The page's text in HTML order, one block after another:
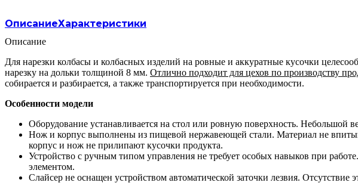
ОписаниеХарактеристики
Описание
Для нарезки колбасы и колбасных изделий на ровные и аккуратные кусочки
нарезку на дольки толщиной 8 мм. Отлично подходит для цехов по производству
собирается и разбирается, а также транспортируется при необходимости.
Особенности модели
Оборудование устанавливается на стол или ровную поверхность. Небольшой
Нож и корпус выполнены из пищевой нержавеющей стали. Материал не
корпус и нож не прилипают кусочки продукта.
Устройство с ручным типом управления не требует особых навыков при
элементом.
Слайсер не оснащен устройством автоматической заточки лезвия. Отсутствие